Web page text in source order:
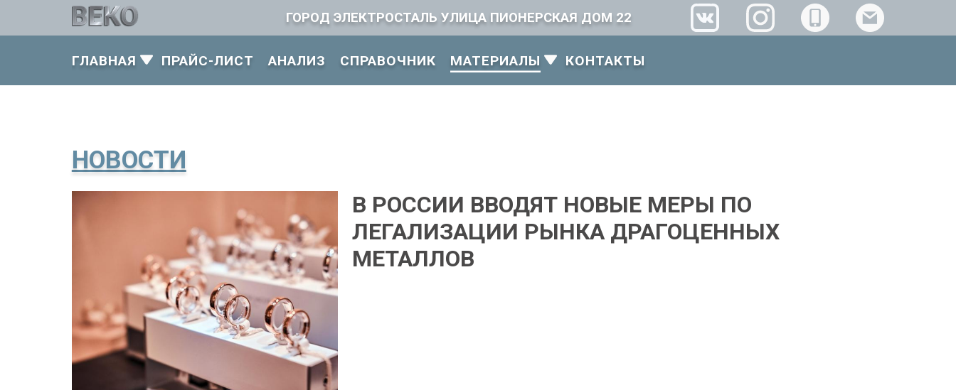
ГОРОД ЭЛЕКТРОСТАЛЬ УЛИЦА ПИОНЕРСКАЯ ДОМ 22
ГЛАВНАЯ ПРАЙС-ЛИСТ АНАЛИЗ
СПРАВОЧНИК
МАТЕРИАЛЫ
КОНТАКТЫ
НОВОСТИ
В РОССИИ ВВОДЯТ НОВЫЕ МЕРЫ ПО
ЛЕГАЛИЗАЦИИ РЫНКА ДРАГОЦЕННЫХ
МЕТАЛЛОВ